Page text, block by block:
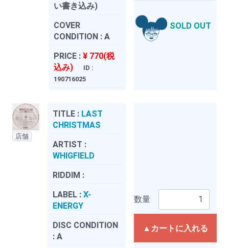
い書き込み)
COVER
CONDITION : A
PRICE : ¥ 770(税
込み)
ID :
190716025
SOLD OUT
店舗
TITLE : LAST
CHRISTMAS
ARTIST :
WHIGFIELD
RIDDIM :
LABEL : X-
ENERGY
DISC CONDITION
: A
数量
▲カートに入れる